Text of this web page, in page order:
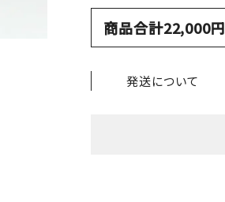
商品合計22,000円
発送について